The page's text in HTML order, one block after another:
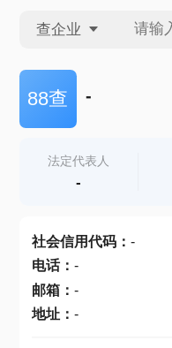
查企业
查企业
查产地
88查 -
法定代表人
-
社会信用代码： -
电话： -
邮箱： -
地址： -